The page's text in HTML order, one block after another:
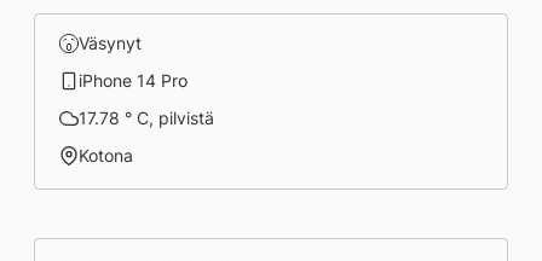
Väsynyt
iPhone 14 Pro
17.78 ° C, pilvistä
Kotona